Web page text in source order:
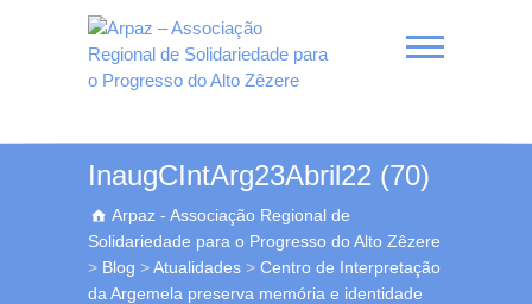
Arpaz – Associação
Regional de
Solidariedade para o
Progresso do Alto Zêzere
InaugCIntArg23Abril22 (70)
Arpaz - Associação Regional de
Solidariedade para o Progresso do Alto Zêzere
> Blog >Atualidades > Centro de Interpretação
da Argemela preserva memória e identidade